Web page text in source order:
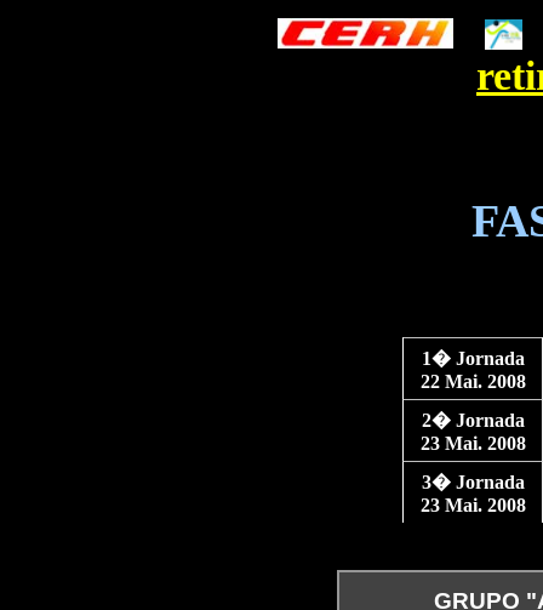
1� Jornada
22 Mai. 2008
2� Jornada
23 Mai. 2008
3� Jornada
23 Mai. 2008
GRUPO